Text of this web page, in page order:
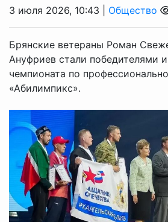
3 июля 2026, 10:43 | Общество
Брянские ветераны Роман
Ануфриев стали победителями
чемпионата по
«Абилимпикс».